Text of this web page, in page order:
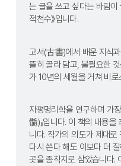
는 글을 쓰고 싶다는 바람이
적천수》입니다.
고서(古書)에서 배운 지식
뜰히 골라 담고, 불필요한
가 10년의 세월을 거쳐 비
자평명리학을 연구하며 가
髓)』입니다. 이 책의 내용
니다. 작가의 의도가 제대
다시 쓴다 해도 이보다 더
곳을 종착지로 삼았습니다.